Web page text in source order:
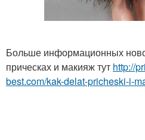
Больше информационных
прическах и макияж тут http://
best.com/kak-delat-pricheski-i-